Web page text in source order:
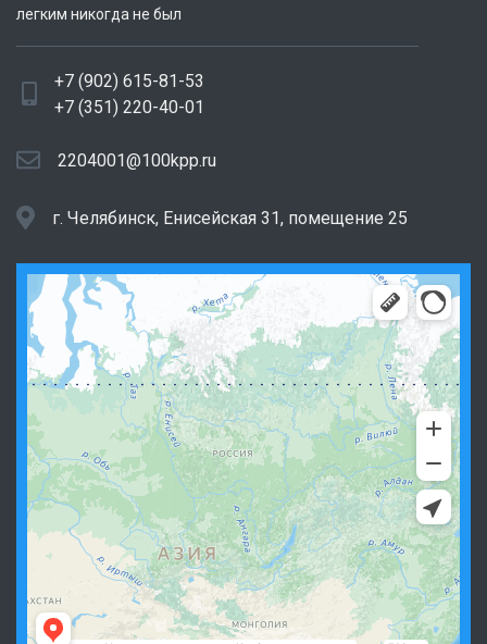
легким никогда не был
+7 (902) 615-81-53
+7 (351) 220-40-01
2204001@100kpp.ru
г. Челябинск, Енисейская 31, помещение 25